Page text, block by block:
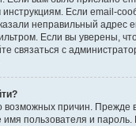
Если email-
неправильный адрес
Если вы уверены,
связаться с
возможных причин. Прежде
имя пользователя и